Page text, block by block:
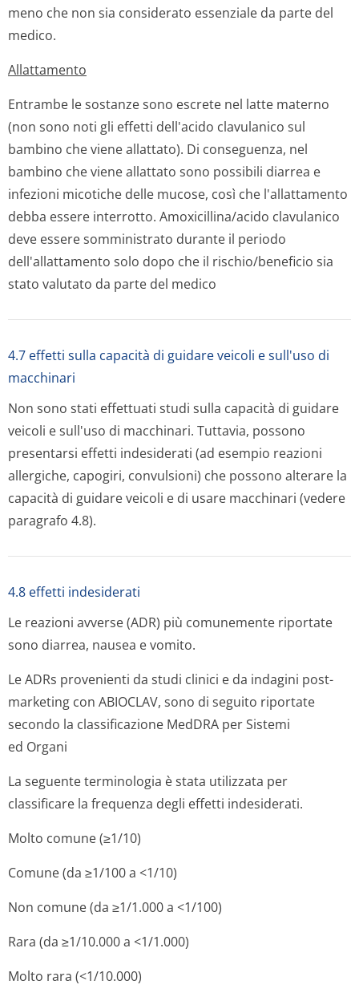
meno che non sia considerato essenziale da parte del
medico.
Allattamento
Entrambe le sostanze sono escrete nel latte materno
(non sono noti gli effetti dell'acido clavulanico sul
bambino che viene allattato). Di conseguenza, nel
bambino che viene allattato sono possibili diarrea e
infezioni micotiche delle mucose, così che l'allattamento
debba essere interrotto. Amoxicillina/acido clavulanico
deve essere somministrato durante il periodo
dell'allattamento solo dopo che il rischio/beneficio sia
stato valutato da parte del medico
4.7 effetti sulla capacità di guidare veicoli e sull'uso di
macchinari
Non sono stati effettuati studi sulla capacità di guidare
veicoli e sull'uso di macchinari. Tuttavia, possono
presentarsi effetti indesiderati (ad esempio reazioni
allergiche, capogiri, convulsioni) che possono alterare la
capacità di guidare veicoli e di usare macchinari (vedere
paragrafo 4.8).
4.8 effetti indesiderati
Le reazioni avverse (ADR) più comunemente riportate
sono diarrea, nausea e vomito.
Le ADRs provenienti da studi clinici e da indagini post-
marketing con ABIOCLAV, sono di seguito riportate
secondo la classificazione MedDRA per Sistemi
ed Organi
La seguente terminologia è stata utilizzata per
classificare la frequenza degli effetti indesiderati.
Molto comune (≥1/10)
Comune (da ≥1/100 a <1/10)
Non comune (da ≥1/1.000 a <1/100)
Rara (da ≥1/10.000 a <1/1.000)
Molto rara (<1/10.000)